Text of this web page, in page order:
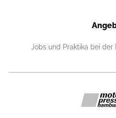
Jobs und Praktika bei der